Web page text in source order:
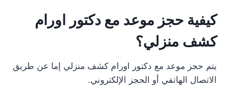
كيفية حجز موعد مع دكتور اورام
كشف منزلي؟
يتم حجز موعد مع دكتور اورام كشف منزلي إما عن طريق
الاتصال الهاتفي أو الحجز الإلكتروني.